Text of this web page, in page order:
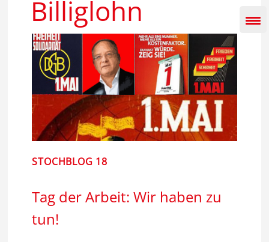
springenBilliglohn
STOCHBLOG 18
Tag der Arbeit: Wir haben zu
tun!